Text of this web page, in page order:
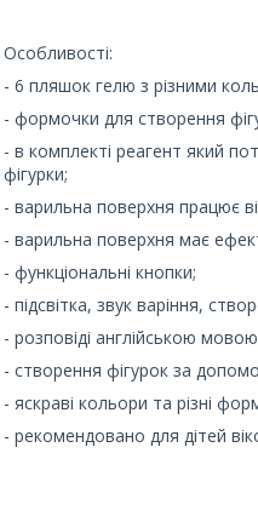
Особливості:
- 6 пляшок гелю з різними
- формочки для створення
- в комплекті реагент який
фігурки;
- варильна поверхня працює
- варильна поверхня має
- функціональні кнопки;
- підсвітка, звук варіння,
- розповіді англійською
- створення фігурок за
- яскраві кольори та різні
- рекомендовано для дітей